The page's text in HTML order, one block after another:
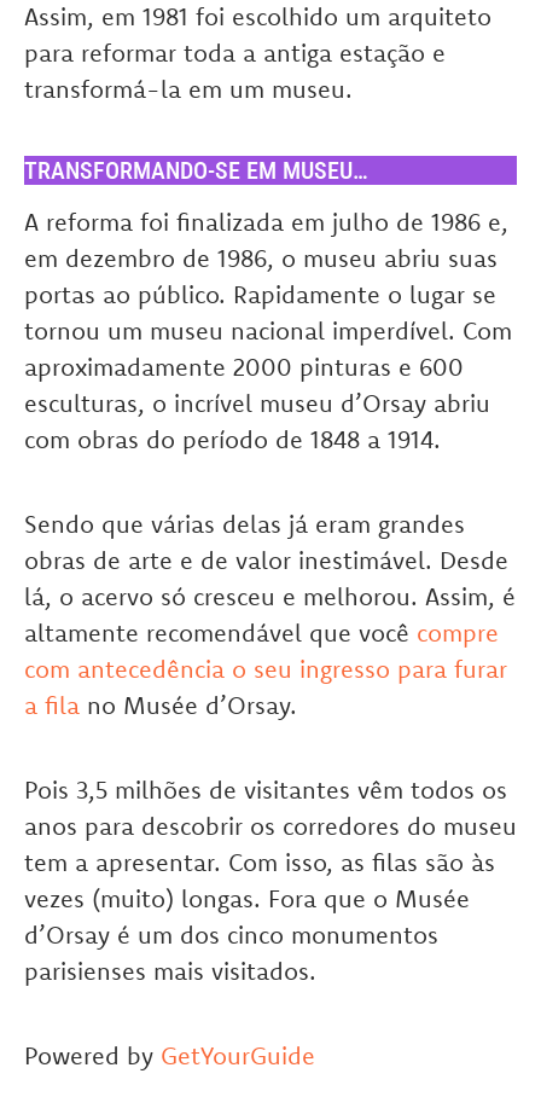
Assim, em 1981 foi escolhido um arquiteto
para reformar toda a antiga estação e
transformá-la em um museu.
TRANSFORMANDO-SE EM MUSEU…
A reforma foi finalizada em julho de 1986 e,
em dezembro de 1986, o museu abriu suas
portas ao público. Rapidamente o lugar se
tornou um museu nacional imperdível. Com
aproximadamente 2000 pinturas e 600
esculturas, o incrível museu d’Orsay abriu
com obras do período de 1848 a 1914.
Sendo que várias delas já eram grandes
obras de arte e de valor inestimável. Desde
lá, o acervo só cresceu e melhorou. Assim, é
altamente recomendável que você compre
com antecedência o seu ingresso para furar
a fila no Musée d’Orsay.
Pois 3,5 milhões de visitantes vêm todos os
anos para descobrir os corredores do museu
tem a apresentar. Com isso, as filas são às
vezes (muito) longas. Fora que o Musée
d’Orsay é um dos cinco monumentos
parisienses mais visitados.
Powered by GetYourGuide